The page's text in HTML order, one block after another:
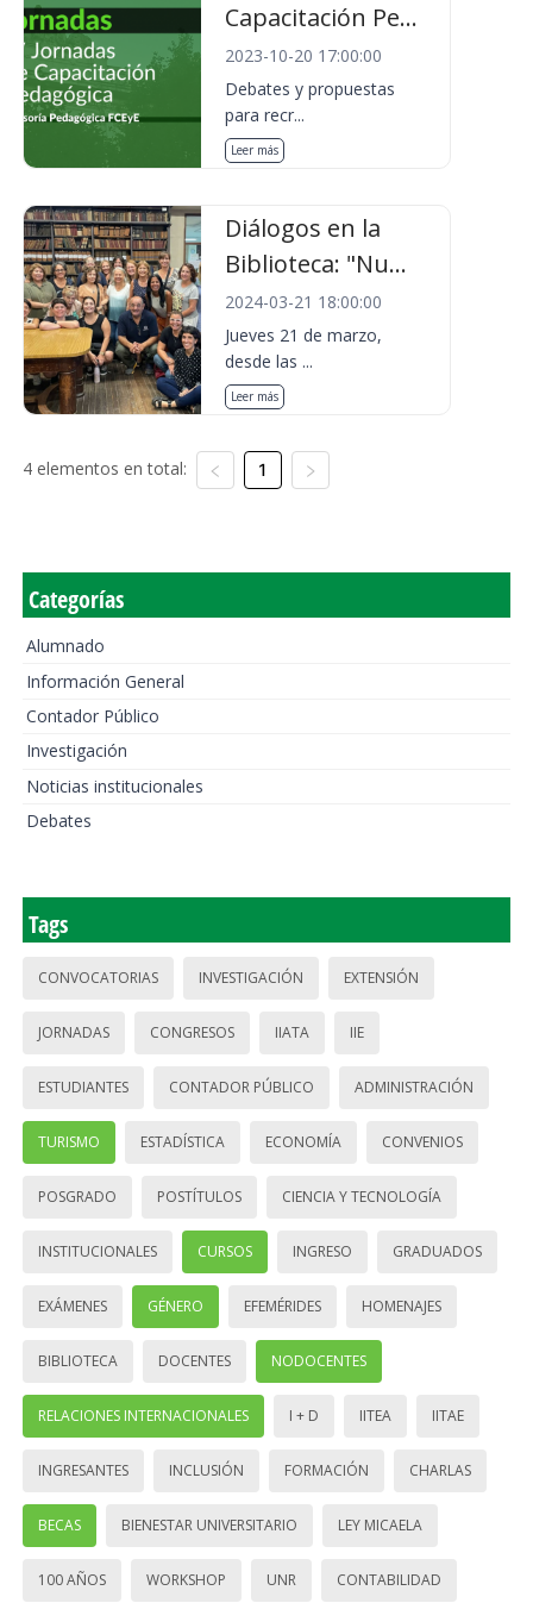
Capacitación Pe...
2023-10-20 17:00:00
Debates y propuestas
para recr...
Leer más
Diálogos en la
Biblioteca: "Nu...
2024-03-21 18:00:00
Jueves 21 de marzo,
desde las ...
Leer más
4 elementos en total: 1
Categorías
Alumnado
Información General
Contador Público
Investigación
Noticias institucionales
Debates
Tags
CONVOCATORIAS INVESTIGACIÓN EXTENSIÓN
JORNADAS CONGRESOS IIATA IIE
ESTUDIANTES CONTADOR PÚBLICO ADMINISTRACIÓN
TURISMO ESTADÍSTICA ECONOMÍA CONVENIOS
POSGRADO POSTÍTULOS CIENCIA Y TECNOLOGÍA
INSTITUCIONALES CURSOS INGRESO GRADUADOS
EXÁMENES GÉNERO EFEMÉRIDES HOMENAJES
BIBLIOTECA DOCENTES NODOCENTES
RELACIONES INTERNACIONALES I + D IITEA IITAE
INGRESANTES INCLUSIÓN FORMACIÓN CHARLAS
BECAS BIENESTAR UNIVERSITARIO LEY MICAELA
100 AÑOS WORKSHOP UNR CONTABILIDAD